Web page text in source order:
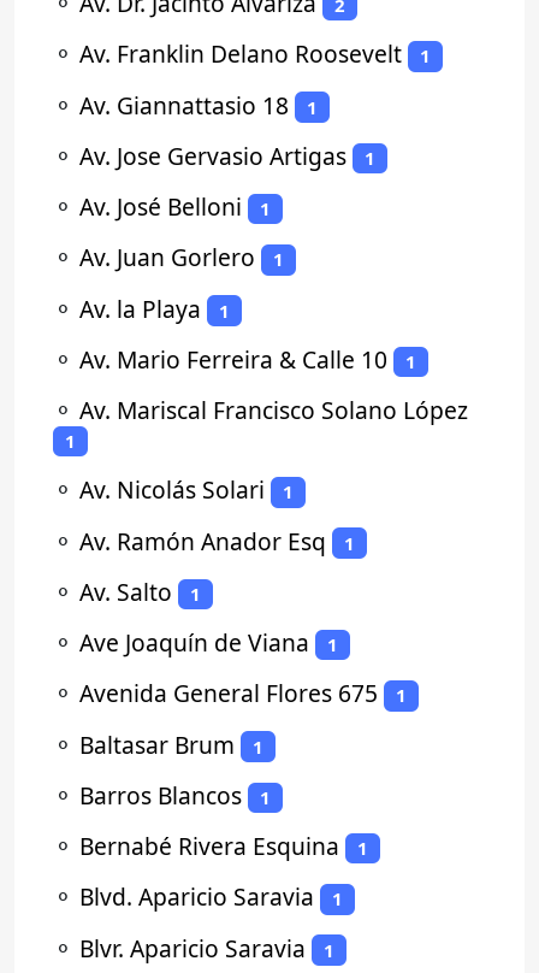
2
⚬ Av. Franklin Delano Roosevelt 1
⚬ Av. Giannattasio 18 1
⚬ Av. Jose Gervasio Artigas 1
⚬ Av. José Belloni 1
⚬ Av. Juan Gorlero 1
⚬ Av. la Playa 1
⚬ Av. Mario Ferreira & Calle 10 1
⚬ Av. Mariscal Francisco Solano López
1
⚬ Av. Nicolás Solari 1
⚬ Av. Ramón Anador Esq 1
⚬ Av. Salto 1
⚬ Ave Joaquín de Viana 1
⚬ Avenida General Flores 675 1
⚬ Baltasar Brum 1
⚬ Barros Blancos 1
⚬ Bernabé Rivera Esquina 1
⚬ Blvd. Aparicio Saravia 1
⚬ Blvr. Aparicio Saravia 1